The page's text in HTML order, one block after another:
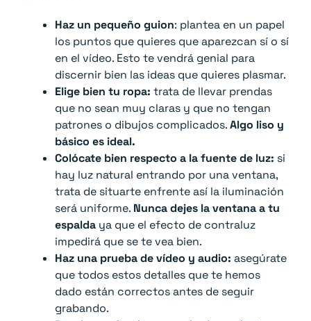
Haz un pequeño guion: plantea en un papel
los puntos que quieres que aparezcan sí o sí
en el vídeo. Esto te vendrá genial para
discernir bien las ideas que quieres plasmar.
Elige bien tu ropa: trata de llevar prendas
que no sean muy claras y que no tengan
patrones o dibujos complicados.Algo liso y
básico es ideal.
Colócate bien respecto a la fuente de luz: si
hay luz natural entrando por una ventana,
trata de situarte enfrente así la iluminación
será uniforme. Nunca dejes la ventana a tu
espalda ya que el efecto de contraluz
impedirá que se te vea bien.
Haz una prueba de vídeo y audio: asegúrate
que todos estos detalles que te hemos
dado están correctos antes de seguir
grabando.